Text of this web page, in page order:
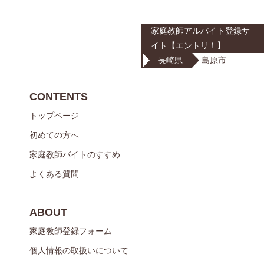
家庭教師アルバイト登録サ
イト【エントリ！】
長崎県
島原市
CONTENTS
トップページ
初めての方へ
家庭教師バイトのすすめ
よくある質問
ABOUT
家庭教師登録フォーム
個人情報の取扱いについて